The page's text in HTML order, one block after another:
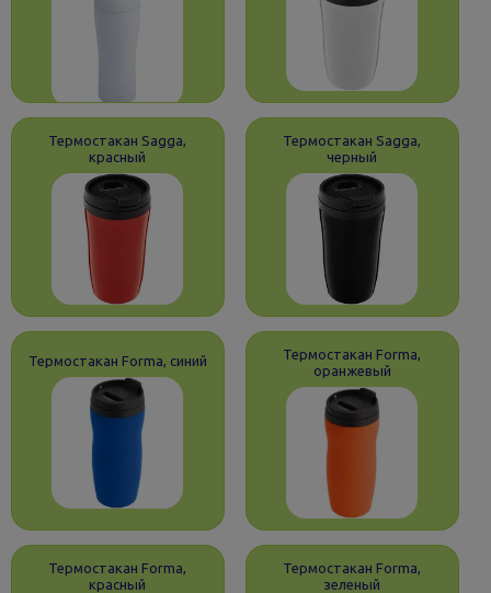
Термостакан Sagga,
красный
Термостакан Sagga,
черный
Термостакан Forma, синий
Термостакан Forma,
оранжевый
Термостакан Forma,
красный
Термостакан Forma,
зеленый